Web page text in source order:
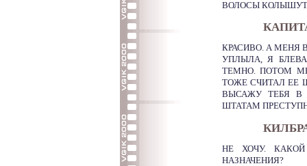
ВОЛОСЫ
КРАСИВО. А МЕНЯ
УПЛЫЛА, Я
ТЕМНО. ПОТОМ
ТОЖЕ СЧИТАЛ ЕЕ
ВЫСАЖУ ТЕБЯ В
ШТАТАМ
НЕ ХОЧУ.
НАЗНАЧЕНИЯ?